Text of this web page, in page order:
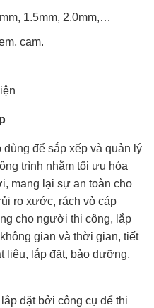
1.5mm, 2.0mm,…
cam.
dùng để sắp xếp và quản lý
trình nhằm tối ưu hóa
mang lại sự an toàn cho
ro xước, rách vỏ cáp
cho người thi công, lắp
gian và thời gian, tiết
liệu, lắp đặt, bảo dưỡng,
đặt bởi công cụ để thi